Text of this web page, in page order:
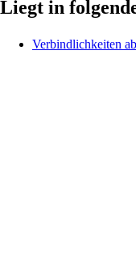
Liegt in
Verbindlichkeiten